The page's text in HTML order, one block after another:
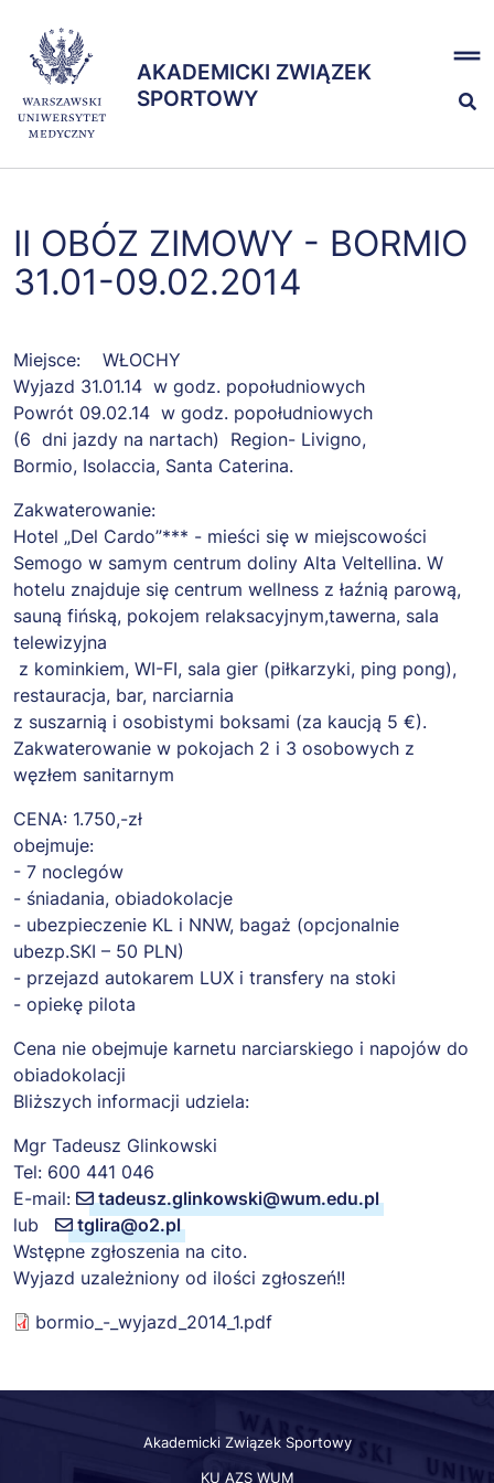
treści
AKADEMICKI ZWIĄZEK
SPORTOWY
x
SPORTOWY
Zespół
II OBÓZ ZIMOWY - BORMIO
31.01-09.02.2014
Miejsce: WŁOCHY
Wyjazd 31.01.14 w godz. popołudniowych
Powrót 09.02.14 w godz. popołudniowych
(6 dni jazdy na nartach) Region- Livigno,
Bormio, Isolaccia, Santa Caterina.
Zakwaterowanie:
Hotel „Del Cardo”*** - mieści się w miejscowości
Semogo w samym centrum doliny Alta Veltellina. W
hotelu znajduje się centrum wellness z łaźnią parową,
sauną fińską, pokojem relaksacyjnym,tawerna, sala
telewizyjna
z kominkiem, WI-FI, sala gier (piłkarzyki, ping pong),
restauracja, bar, narciarnia
z suszarnią i osobistymi boksami (za kaucją 5 €).
Zakwaterowanie w pokojach 2 i 3 osobowych z
węzłem sanitarnym
CENA: 1.750,-zł
obejmuje:
- 7 noclegów
- śniadania, obiadokolacje
- ubezpieczenie KL i NNW, bagaż (opcjonalnie
ubezp.SKI – 50 PLN)
- przejazd autokarem LUX i transfery na stoki
- opiekę pilota
Cena nie obejmuje karnetu narciarskiego i napojów do
obiadokolacji
Bliższych informacji udziela:
Mgr Tadeusz Glinkowski
Tel: 600 441 046
E-mail:
tadeusz.glinkowski@wum.edu.pl
lub
tglira@o2.pl
Wstępne zgłoszenia na cito.
Wyjazd uzależniony od ilości zgłoszeń!!
bormio_-_wyjazd_2014_1.pdf
Akademicki Związek Sportowy
KU AZS WUM